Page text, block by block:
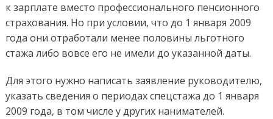
к зарплате вместо профессионального пенсионного
страхования. Но при условии, что до 1 января 2009
года они отработали менее половины льготного
стажа либо вовсе его не имели до указанной даты.
Для этого нужно написать заявление руководителю,
указать сведения о периодах спецстажа до 1 января
2009 года, в том числе у других нанимателей.